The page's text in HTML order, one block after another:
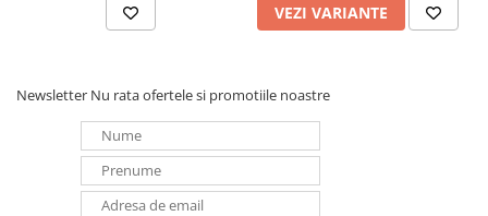
UPS pentru centrale termice si
UPS Trifazat
Stabilizatoare Tensiune
PDUs unitati de distributie a
energiei electrice
VEZI VARIANTE
Newsletter Nu rata ofertele si promotiile noastre